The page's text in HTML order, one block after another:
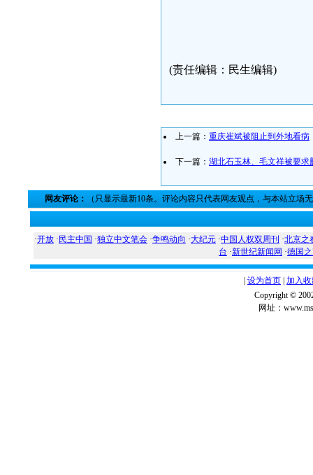
(责任编辑：民生编辑)
上一篇： 重庆崔斌被阻止到外地看病
下一篇： 湖北石玉林、毛文祥被要求
网友评论： （只显示最新10条。评论内容只代表网友观点，与本站立场
·开放 · 民主中国 ·独立中文笔会 ·争鸣动向 ·大纪元 ·中国人权双周刊 ·北京之
台 ·新世纪新闻网 ·德国
设为首页 加入
Copyright ©
网址：